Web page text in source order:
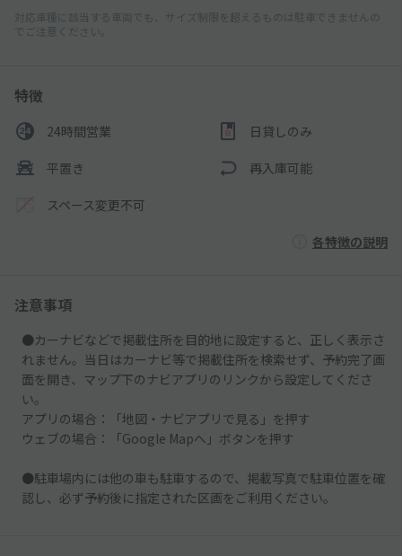
対応車種に該当する車両でも、サイズ制限を超えるものは駐車できませんの
でご注意ください。
特徴
24時間営業 日貸しのみ
平置き 再入庫可能
スペース変更不可
各特徴の説明
注意事項
●カーナビなどで掲載住所を目的地に設定すると、正しく表示さ
れません。当日はカーナビ等で掲載住所を検索せず、予約完了画
面を開き、マップ下のナビアプリのリンクから設定してくださ
い。
アプリの場合：「地図・ナビアプリで見る」を押す
ウェブの場合：「Google Mapへ」ボタンを押す
●駐車場内には他の車も駐車するので、掲載写真で駐車位置を確
認し、必ず予約後に指定された区画をご利用ください。